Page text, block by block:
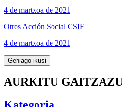
4 de martxoa de 2021
Otros Acción Social CSIF
4 de martxoa de 2021
Gehiago ikusi
AURKITU
Kategoria